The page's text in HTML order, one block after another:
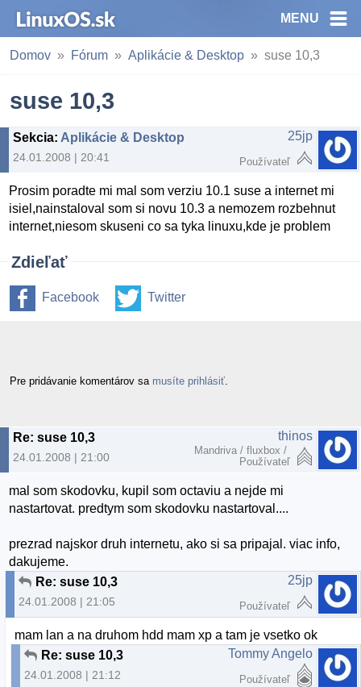
MENU
Domov Fórum Aplikácie & Desktop suse 10,3
suse 10,3
Sekcia: Aplikácie & Desktop
24.01.2008 | 20:41
25jp
Používateľ
Prosim poradte mi mal som verziu 10.1 suse a internet mi
isiel,nainstaloval som si novu 10.3 a nemozem rozbehnut
internet,niesom skuseni co sa tyka linuxu,kde je problem
Zdieľať
Facebook Twitter
Pre pridávanie komentárov sa musíte prihlásiť
Re: suse 10,3
24.01.2008 | 21:00
thinos
Mandriva / fluxbox /
Používateľ
mal som skodovku, kupil som octaviu a nejde mi
nastartovat. predtym som skodovku nastartoval....
prezrad najskor druh internetu, ako si sa pripajal. viac info,
dakujeme.
Re: suse 10,3
24.01.2008 | 21:05
25jp
Používateľ
mam lan a na druhom hdd mam xp a tam je vsetko ok
Re: suse 10,3
24.01.2008 | 21:12
Tommy Angelo
Používateľ